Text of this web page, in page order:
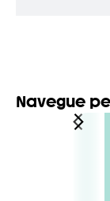
Navegue